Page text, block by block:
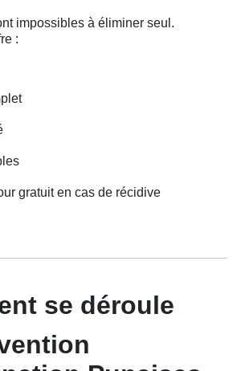
impossibles à éliminer seul.
:
gratuit en cas de récidive
se déroule